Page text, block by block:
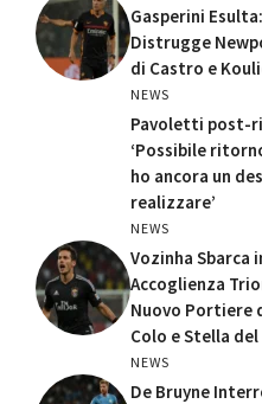
Gasperini
Distrugge
di Castro e
NEWS
Pavoletti post-
‘Possibile
ho ancora un
realizzare’
NEWS
Vozinha Sbarca
Accoglienza
Nuovo Portiere
Colo e Stella
NEWS
De Bruyne